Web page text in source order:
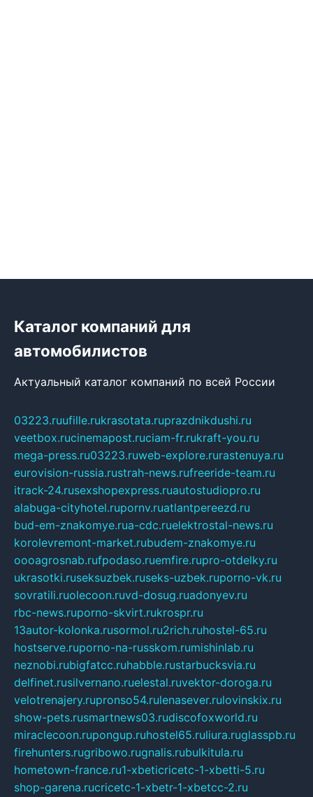
Каталог компаний для
автомобилистов
Актуальный каталог компаний по всей России
03223.ruufille.rukrasotata.ruprazdnikdushi.ru
veetbox.rucinemapost.ruciam-fr.rukraft-you.ru
mega-press.ru03223.ruweb-explore.rurastenuya.ru
eurovision-russia.rustrah-news.rufreeride-team.ru
itrack-24.rusexshopexpress.ruautostudiopro.ru
alabuga-cityhotel.rupornv.ruatlantpereezd.ru
bud-em-znakomye.rua-cdc.ruelektrostal-news.ru
korolevremont-market.rubudem-znakomye.ru
oooagrosnab.rufpodaso.ruemfire.rupro-otdelky.ru
ukrasotki.ruseksuzbek.ruseks-uzbek.ruporno-vk.ru
sovratili.ruolecoon.ruvd-dosug.ruadonyev.ru
rbc-news.ruporno-skvirt.rukrospr.ru
13autor-kolonka.rusormol.ru2rich.ruhostel-65.ru
hostserve.ruporno-na-russkom.rumishinlab.ru
neznobi.rubigfatcc.ruhabble.rustarbucksvia.ru
delfinet.rusilvernano.ruelestal.ruvektor-doroga.ru
velotrenajery.rupronso54.rulenasever.rulovinskix.ru
show-pets.rusmartnews03.rudiscofoxworld.ru
miraclecoon.rupongup.ruhostel65.ruliura.ruglasspb.ru
firehunters.rugribowo.rugnalis.rubulkitula.ru
hometown-france.ru1-xbeticricetc-1-xbetti-5.ru
shop-garena.rucricetc-1-xbetr-1-xbetcc-2.ru